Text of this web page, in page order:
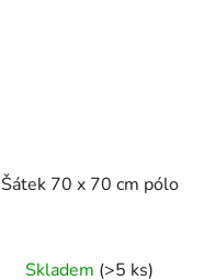
Šátek 70 x 70 cm pólo
Skladem (>5 ks)